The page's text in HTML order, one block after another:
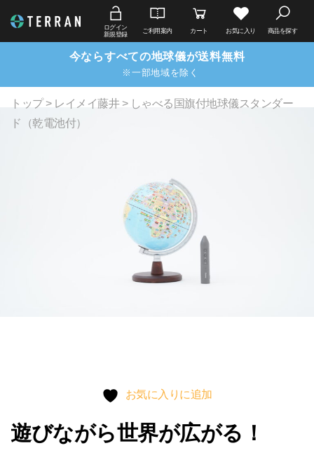
ログイン
新規登録
ご利用案内 カート お気に入り 商品を探す
今ならすべての地球儀が送料無料
※一部地域を除く
トップ> レイメイ藤井> しゃべる国旗付地球儀スタンダー
ド（乾電池付）
お気に入りに追加
遊びながら世界が広がる！